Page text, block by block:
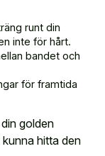
runt din
inte för hårt.
bandet och
för framtida
golden
hitta den